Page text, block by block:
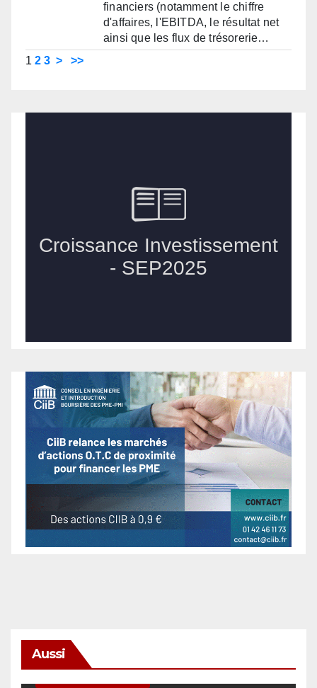
financiers (notamment le chiffre
d'affaires, l'EBITDA, le résultat net
ainsi que les flux de trésorerie…
1 2 3 > >>
Aussi